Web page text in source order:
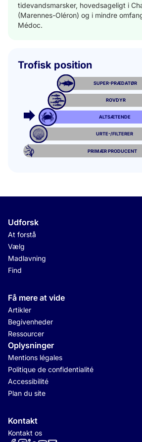
tidevandsmarsker, hovedsageligt i
(Marennes-Oléron) og i mindre
Médoc.
Trofisk position
ROVDYR
ALTSÆTENDE
URTE-/FILTERER
PRIMÆR PRODUCENT
SUPER-PRÆDATØR
Udforsk
At forstå
Vælg
Madlavning
Find
Få mere at vide
Artikler
Begivenheder
Ressourcer
Oplysninger
Mentions légales
Politique de confidentialité
Accessibilité
Plan du site
Kontakt
Kontakt os